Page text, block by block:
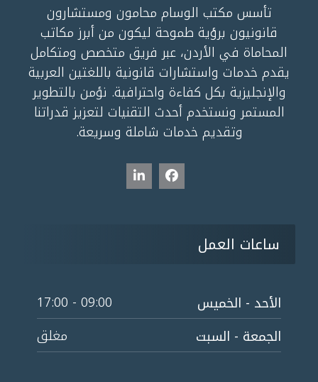
تأسس مكتب الوسام محامون ومستشارون
قانونيون برؤية طموحة ليكون من أبرز مكاتب
المحاماة في الأردن، عبر فريق متخصص ومتكامل
يقدم خدمات واستشارات قانونية باللغتين العربية
والإنجليزية بكل كفاءة واحترافية. نؤمن بالتطوير
المستمر ونستخدم أحدث التقنيات لتعزيز قدراتنا
وتقديم خدمات شاملة وسريعة.
ساعات العمل
الأحد - الخميس
09:00 - 17:00
الجمعة - السبت
مغلق